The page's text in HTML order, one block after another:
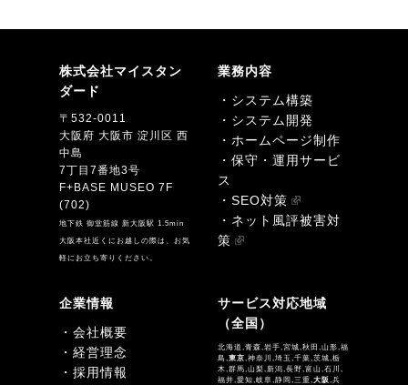
株式会社マイスタン
ダード
〒532-0011
大阪府 大阪市 淀川区 西
中島
7丁目7番地3号
F+BASE MUSEO 7F
(702)
地下鉄 御堂筋線 新大阪駅 1.5min
大阪本社近くにお越しの際は、お気
軽にお立ち寄りください。
業務内容
・システム構築
・システム開発
・ホームページ制作
・保守・運用サービ
ス
・SEO対策
・ネット風評被害対
策
企業情報
・会社概要
・経営理念
・採用情報
サービス対応地域
（全国）
北海道,青森,岩手,宮城,秋田,山形,福
島,東京,神奈川,埼玉,千葉,茨城,栃
木,群馬,山梨,新潟,長野,富山,石川,
福井,愛知,岐阜,静岡,三重,大阪,兵